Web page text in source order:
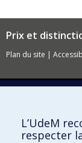
Prix et
Plan du site |
Paramètres des
L’UdeM
respecter